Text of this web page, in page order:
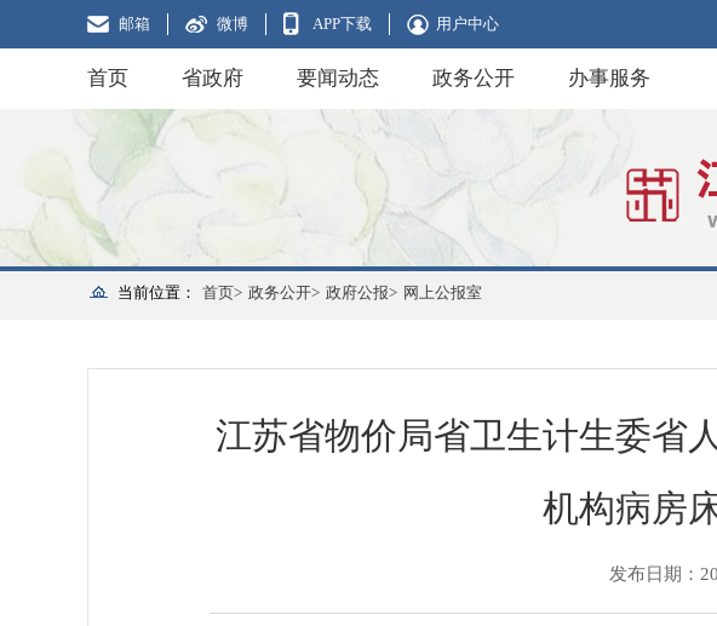
邮箱 微博 APP下载 用户中心
首页 省政府 要闻动态 政务公开 办事服务
当前位置： 首页> 政务公开> 政府公报> 网上公报室
江苏省物价局省卫生计生委省
机构病房
发布日期：